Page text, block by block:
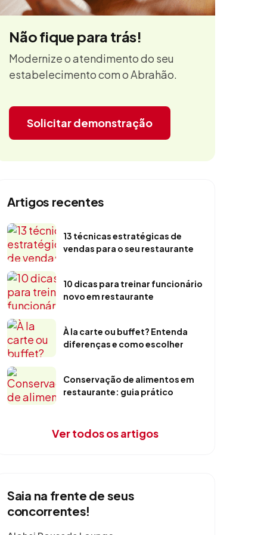
Não fique para trás!
Modernize o atendimento do seu
estabelecimento com o Abrahão.
Solicitar demonstração
Artigos recentes
13 técnicas estratégicas de
vendas para o seu restaurante
10 dicas para treinar funcionário
novo em restaurante
À la carte ou buffet? Entenda
diferenças e como escolher
Conservação de alimentos em
restaurante: guia prático
Ver todos os artigos
Saia na frente de seus
concorrentes!